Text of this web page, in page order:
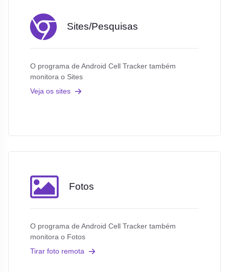
Sites/Pesquisas
O programa de Android Cell Tracker também
monitora o Sites
Veja os sites
Fotos
O programa de Android Cell Tracker também
monitora o Fotos
Tirar foto remota